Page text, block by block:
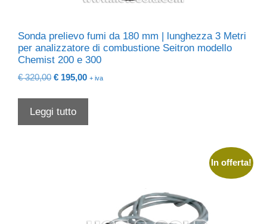
Sonda prelievo fumi da 180 mm | lunghezza 3 Metri
per analizzatore di combustione Seitron modello
Chemist 200 e 300
€320,00 Il
era:
€ 320,00.
€ 195,00Il
€ 195,00.
+ iva
Leggi tutto
In offerta!